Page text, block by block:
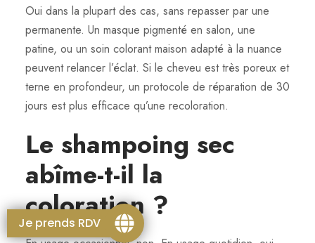
Oui dans la plupart des cas, sans repasser par une
permanente. Un masque pigmenté en salon, une
patine, ou un soin colorant maison adapté à la nuance
peuvent relancer l’éclat. Si le cheveu est très poreux et
terne en profondeur, un protocole de réparation de 30
jours est plus efficace qu’une recoloration.
Le shampoing sec
abîme-t-il la
coloration ?
Je prends RDV